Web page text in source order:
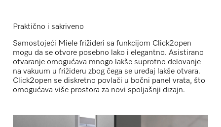
Praktično i sakriveno
Samostojeći Miele frižideri sa funkcijom Click2open
mogu da se otvore posebno lako i elegantno. Asistirano
otvaranje omogućava mnogo lakše suprotno delovanje
na vakuum u frižideru zbog čega se uređaj lakše otvara.
Click2open se diskretno povlači u bočni panel vrata, što
omogućava više prostora za novi spoljašnji dizajn.